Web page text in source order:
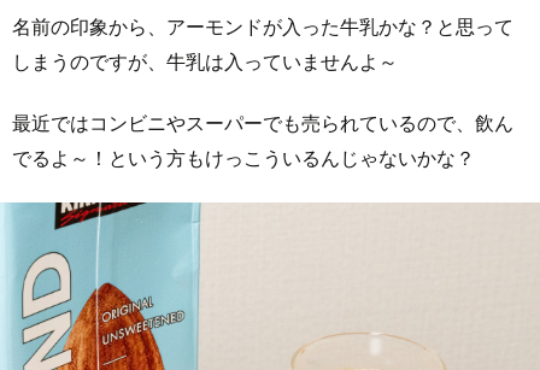
名前の印象から、アーモンドが入った牛乳かな？と思って
しまうのですが、牛乳は入っていませんよ～
最近ではコンビニやスーパーでも売られているので、飲ん
でるよ～！という方もけっこういるんじゃないかな？